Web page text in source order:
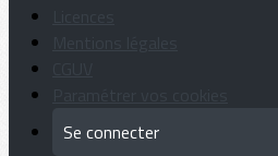
Se connecter